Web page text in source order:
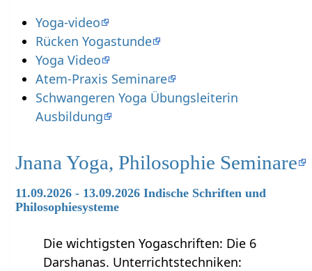
Yoga-video
Rücken Yogastunde
Yoga Video
Atem-Praxis Seminare
Schwangeren Yoga Übungsleiterin
Ausbildung
Jnana Yoga, Philosophie Seminare
11.09.2026 - 13.09.2026 Indische Schriften und
Philosophiesysteme
Die wichtigsten Yogaschriften: Die 6
Darshanas. Unterrichtstechniken: